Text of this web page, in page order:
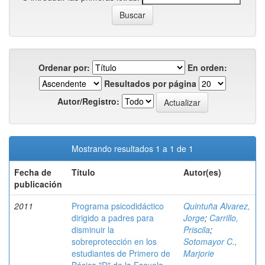
Ordenar por:
En orden:
Resultados por página
Autor/Registro:
Mostrando resultados 1 a 1 de 1
Fecha de
publicación
Título Autor(es)
2011
Programa psicodidáctico
dirigido a padres para
disminuir la
sobreprotección en los
estudiantes de Primero de
Quintuña Alvarez,
Jorge; Carrillo,
Priscila;
Sotomayor C.,
Marjorie